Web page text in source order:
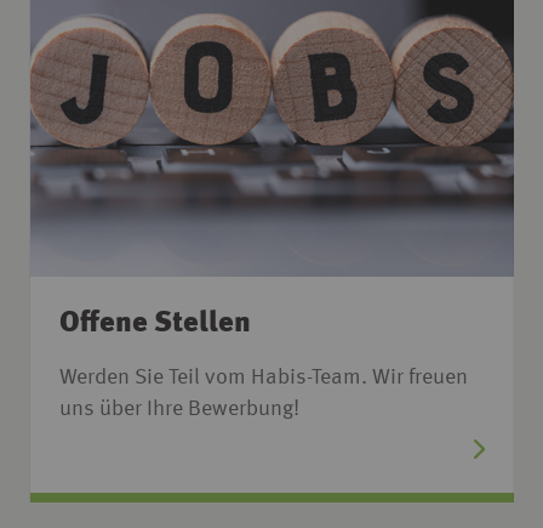
Offene Stellen
Werden Sie Teil vom Habis-Team. Wir freuen
uns über Ihre Bewerbung!